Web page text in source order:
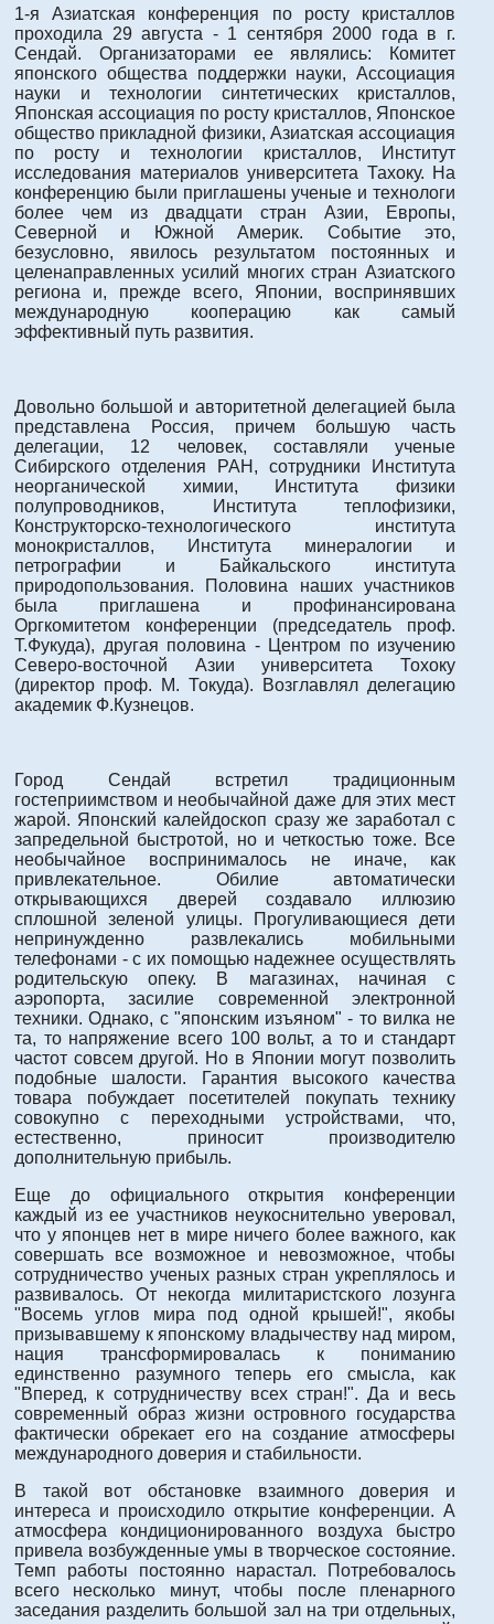
1-я Азиатская конференция по росту кристаллов
проходила 29 августа - 1 сентября 2000 года в г.
Сендай. Организаторами ее являлись: Комитет
японского общества поддержки науки, Ассоциация
науки и технологии синтетических кристаллов,
Японская ассоциация по росту кристаллов, Японское
общество прикладной физики, Азиатская ассоциация
по росту и технологии кристаллов, Институт
исследования материалов университета Тахоку. На
конференцию были приглашены ученые и технологи
более чем из двадцати стран Азии, Европы,
Северной и Южной Америк. Событие это,
безусловно, явилось результатом постоянных и
целенаправленных усилий многих стран Азиатского
региона и, прежде всего, Японии, воспринявших
международную кооперацию как самый
эффективный путь развития.
Довольно большой и авторитетной делегацией была
представлена Россия, причем большую часть
делегации, 12 человек, составляли ученые
Сибирского отделения РАН, сотрудники Института
неорганической химии, Института физики
полупроводников, Института теплофизики,
Конструкторско-технологического института
монокристаллов, Института минералогии и
петрографии и Байкальского института
природопользования. Половина наших участников
была приглашена и профинансирована
Оргкомитетом конференции (председатель проф.
Т.Фукуда), другая половина - Центром по изучению
Северо-восточной Азии университета Тохоку
(директор проф. М. Токуда). Возглавлял делегацию
академик Ф.Кузнецов.
Город Сендай встретил традиционным
гостеприимством и необычайной даже для этих мест
жарой. Японский калейдоскоп сразу же заработал с
запредельной быстротой, но и четкостью тоже. Все
необычайное воспринималось не иначе, как
привлекательное. Обилие автоматически
открывающихся дверей создавало иллюзию
сплошной зеленой улицы. Прогуливающиеся дети
непринужденно развлекались мобильными
телефонами - с их помощью надежнее осуществлять
родительскую опеку. В магазинах, начиная с
аэропорта, засилие современной электронной
техники. Однако, с "японским изъяном" - то вилка не
та, то напряжение всего 100 вольт, а то и стандарт
частот совсем другой. Но в Японии могут позволить
подобные шалости. Гарантия высокого качества
товара побуждает посетителей покупать технику
совокупно с переходными устройствами, что,
естественно, приносит производителю
дополнительную прибыль.
Еще до официального открытия конференции
каждый из ее участников неукоснительно уверовал,
что у японцев нет в мире ничего более важного, как
совершать все возможное и невозможное, чтобы
сотрудничество ученых разных стран укреплялось и
развивалось. От некогда милитаристского лозунга
"Восемь углов мира под одной крышей!", якобы
призывавшему к японскому владычеству над миром,
нация трансформировалась к пониманию
единственно разумного теперь его смысла, как
"Вперед, к сотрудничеству всех стран!". Да и весь
современный образ жизни островного государства
фактически обрекает его на создание атмосферы
международного доверия и стабильности.
В такой вот обстановке взаимного доверия и
интереса и происходило открытие конференции. А
атмосфера кондиционированного воздуха быстро
привела возбужденные умы в творческое состояние.
Темп работы постоянно нарастал. Потребовалось
всего несколько минут, чтобы после пленарного
заседания разделить большой зал на три отдельных,